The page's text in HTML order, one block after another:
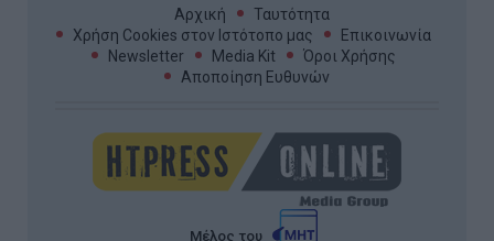
Αρχική
Ταυτότητα
Χρήση Cookies στον Ιστότοπο μας
Επικοινωνία
Newsletter
Media Kit
Όροι Χρήσης
Αποποίηση Ευθυνών
Μέλος του